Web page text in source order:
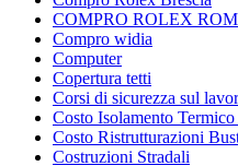
COMPRO ROLEX
Compro widia
Computer
Copertura tetti
Corsi di sicurezza sul
Costo Isolamento
Costo Ristrutturazioni
Costruzioni Stradali